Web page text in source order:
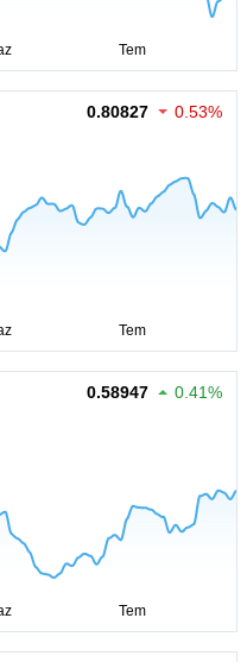
0.80827 0.53%
0.58947 0.41%